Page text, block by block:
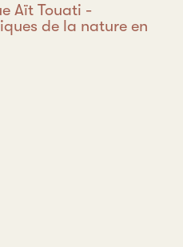
Aït Touati -
de la nature en